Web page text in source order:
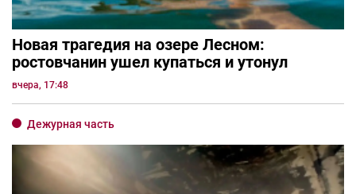
Новая трагедия на озере Лесном:
ростовчанин ушел купаться и утонул
вчера, 17:48
Дежурная часть